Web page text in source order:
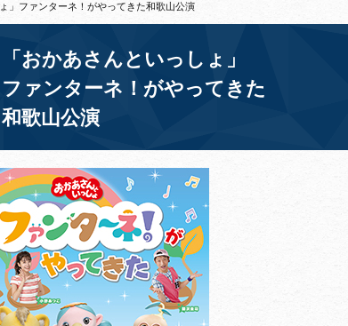
」ファンターネ！がやってきた和歌山公演
「おかあさんといっしょ」
ファンターネ！がやってきた
和歌山公演